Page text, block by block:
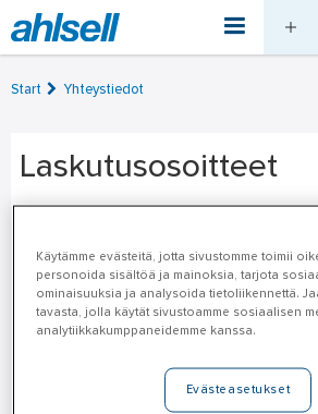
Start Yhteystiedot
Laskutusosoitteet
Verkkolaskuosoite: 003718191538
Välittäjä: Apix Messaging Oy
Välittäjätunnus: 003723327487
PDF-laskut sähköpostitse:
Käytämme evästeitä, jotta sivustomme toimii
personoida sisältöä ja mainoksia, tarjota
ominaisuuksia ja analysoida tietoliikennettä.
tavasta, jolla käytät sivustoamme sosiaalisen
analytiikkakumppaneidemme kanssa.
Evästeasetukset